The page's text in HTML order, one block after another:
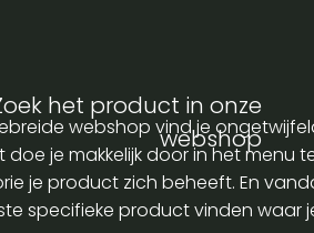
het product in onze
webshop
webshop vind je
doe je makkelijk door in het menu
je product zich beheeft. En
specifieke product vinden waar